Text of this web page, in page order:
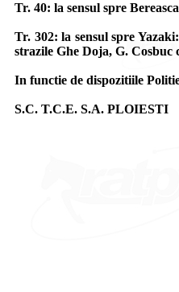
Tr. 40: la sensul spre
Tr. 302: la sensul spre
strazile Ghe Doja, G.
In functie de dispozitiile
S.C. T.C.E. S.A. PLOIESTI